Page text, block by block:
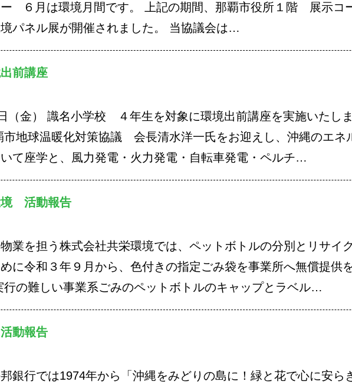
６月は環境月間です。 上記の期間、那覇市役所１階 展示コ
パネル展が開催されました。 当協議会は…
前講座
（金） 識名小学校 ４年生を対象に環境出前講座を実施いたし
市地球温暖化対策協議 会長清水洋一氏をお迎えし、沖縄のエネ
て座学と、風力発電・火力発電・自転車発電・ペルチ…
境 活動報告
業を担う株式会社共栄環境では、ペットボトルの分別とリサイ
に令和３年９月から、色付きの指定ごみ袋を事業所へ無償提供
行の難しい事業系ごみのペットボトルのキャップとラベル…
動報告
銀行では1974年から「沖縄をみどりの島に！緑と花で心に安ら